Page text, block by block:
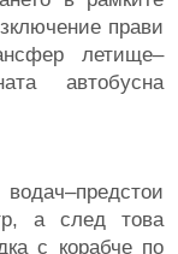
прави
летище–
автобусна
а след това
с корабче по